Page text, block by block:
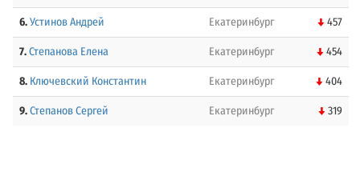
6.Устинов Андрей Екатеринбург 457
7.Степанова Елена Екатеринбург 454
8. Ключевский Константин Екатеринбург 404
9.Степанов Сергей Екатеринбург 319